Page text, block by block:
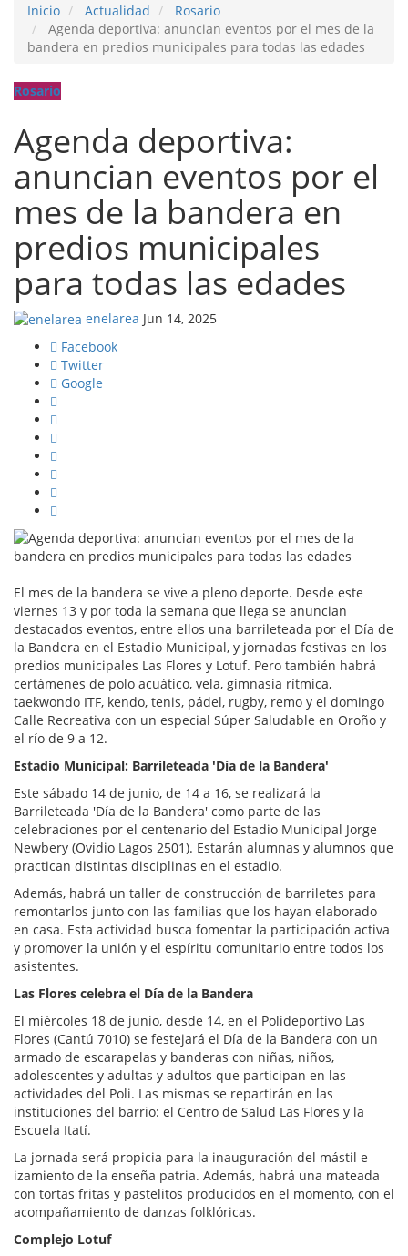
Inicio Actualidad
Rosario
Agenda deportiva: anuncian eventos por el mes de la
bandera en predios municipales para todas las edades
Rosario
Agenda deportiva:
anuncian eventos por el
mes de la bandera en
predios municipales
para todas las edades
enelarea Jun 14, 2025
Facebook
Twitter
Google
El mes de la bandera se vive a pleno deporte. Desde este
viernes 13 y por toda la semana que llega se anuncian
destacados eventos, entre ellos una barrileteada por el Día de
la Bandera en el Estadio Municipal, y jornadas festivas en los
predios municipales Las Flores y Lotuf. Pero también habrá
certámenes de polo acuático, vela, gimnasia rítmica,
taekwondo ITF, kendo, tenis, pádel, rugby, remo y el domingo
Calle Recreativa con un especial Súper Saludable en Oroño y
el río de 9 a 12.
Estadio Municipal: Barrileteada 'Día de la Bandera'
Este sábado 14 de junio, de 14 a 16, se realizará la
Barrileteada 'Día de la Bandera' como parte de las
celebraciones por el centenario del Estadio Municipal Jorge
Newbery (Ovidio Lagos 2501). Estarán alumnas y alumnos que
practican distintas disciplinas en el estadio.
Además, habrá un taller de construcción de barriletes para
remontarlos junto con las familias que los hayan elaborado
en casa. Esta actividad busca fomentar la participación activa
y promover la unión y el espíritu comunitario entre todos los
asistentes.
Las Flores celebra el Día de la Bandera
El miércoles 18 de junio, desde 14, en el Polideportivo Las
Flores (Cantú 7010) se festejará el Día de la Bandera con un
armado de escarapelas y banderas con niñas, niños,
adolescentes y adultas y adultos que participan en las
actividades del Poli. Las mismas se repartirán en las
instituciones del barrio: el Centro de Salud Las Flores y la
Escuela Itatí.
La jornada será propicia para la inauguración del mástil e
izamiento de la enseña patria. Además, habrá una mateada
con tortas fritas y pastelitos producidos en el momento, con el
acompañamiento de danzas folklóricas.
Complejo Lotuf